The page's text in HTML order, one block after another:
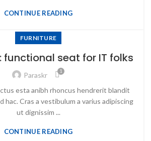
CONTINUE READING
FURNITURE
functional seat for IT folks
Paraskr 1
esta anibh rhoncus hendrerit blandit
hac. Cras a vestibulum a varius adipiscing
ut dignissim ...
CONTINUE READING